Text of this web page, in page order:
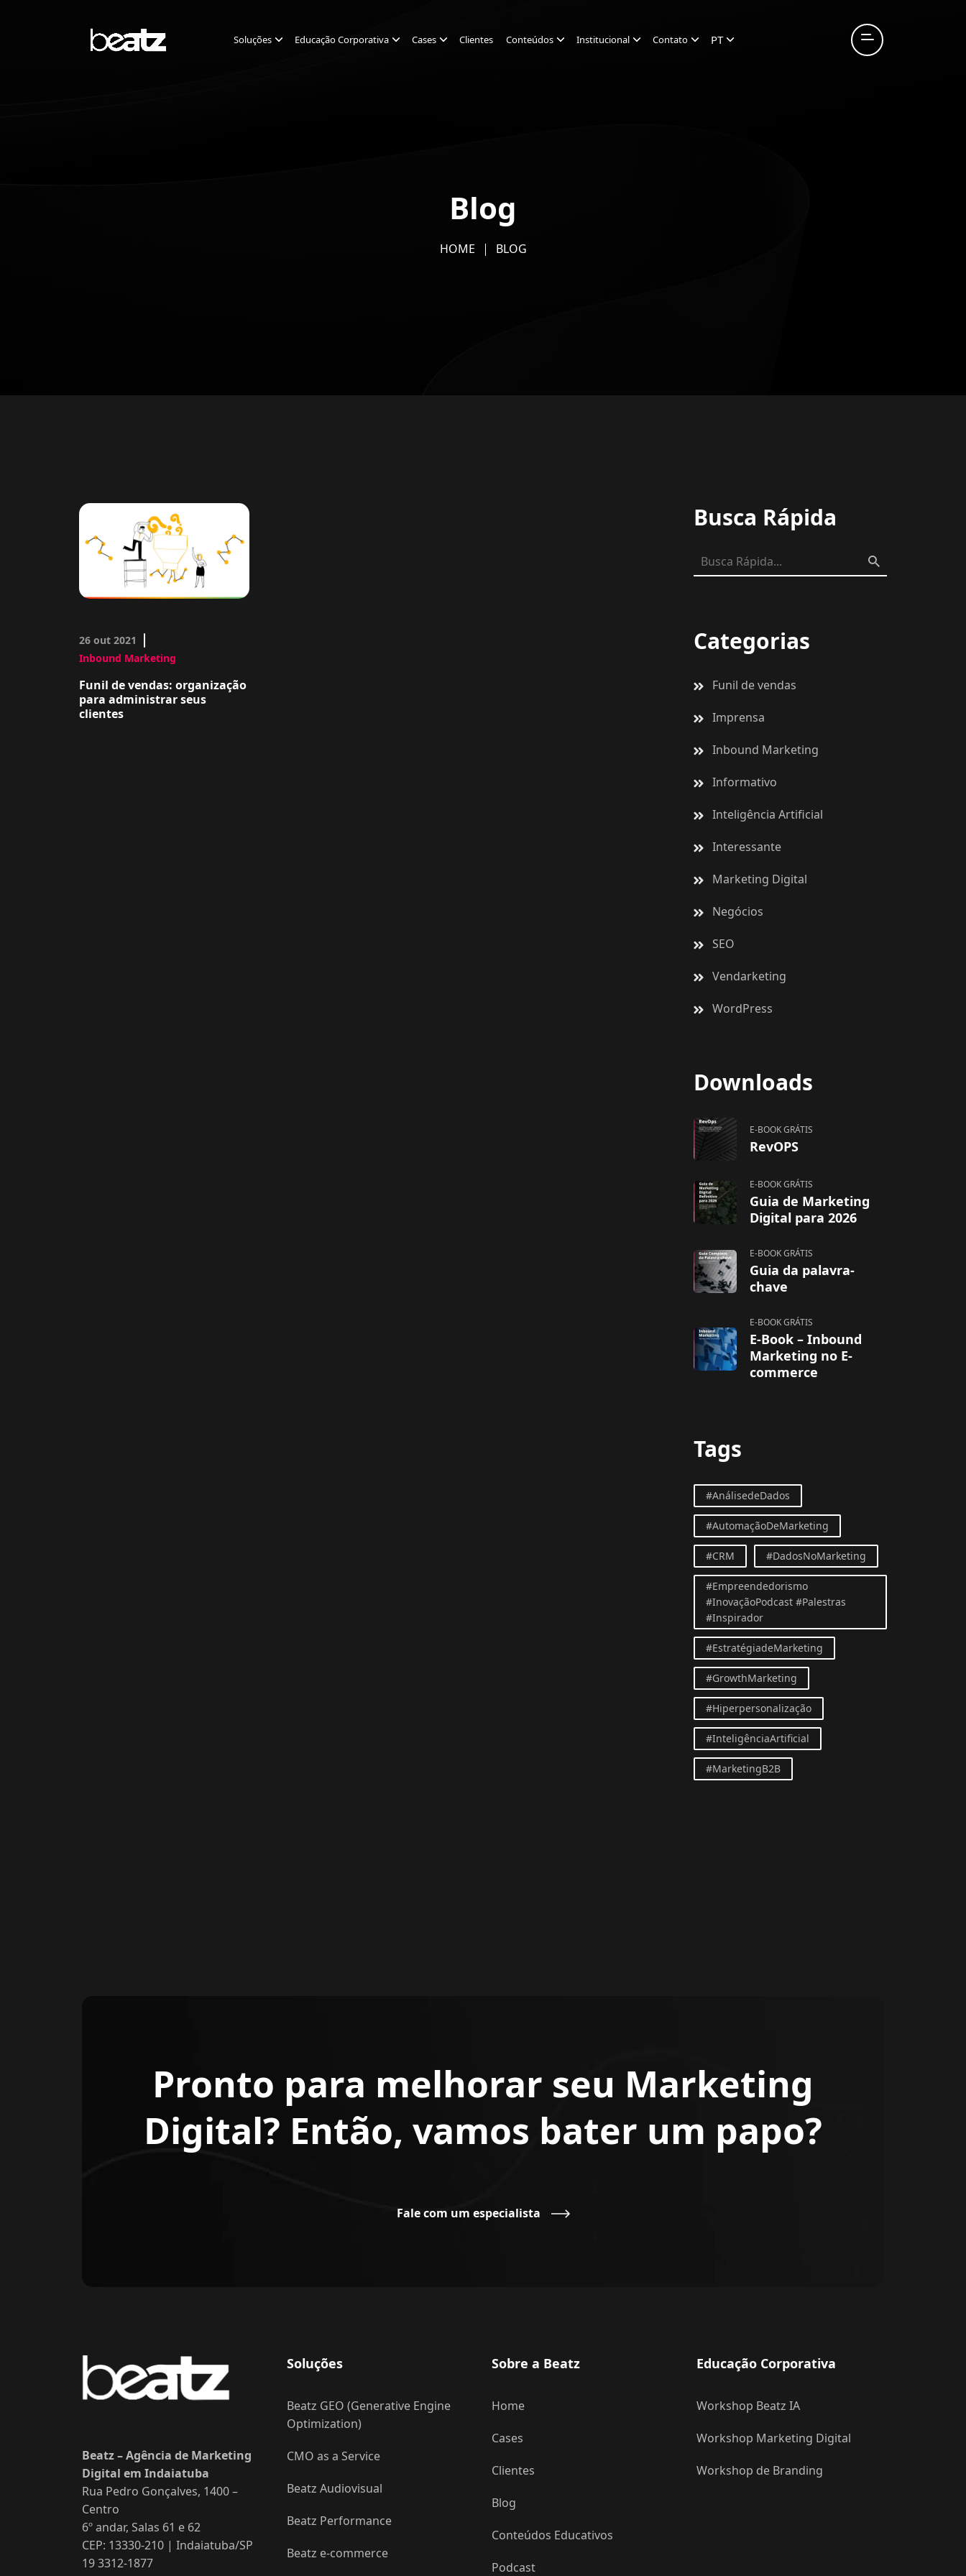
Soluções Educação Corporativa Cases Clientes Conteúdos Institucional Contato PT
Blog
HOME BLOG
26 out 2021
Inbound Marketing
Funil de vendas: organização
para administrar seus
clientes
Busca Rápida
Categorias
Funil de vendas
Imprensa
Inbound Marketing
Informativo
Inteligência Artificial
Interessante
Marketing Digital
Negócios
SEO
Vendarketing
WordPress
Downloads
E-BOOK GRÁTIS
RevOPS
E-BOOK GRÁTIS
Guia de Marketing
Digital para 2026
E-BOOK GRÁTIS
Guia da palavra-
chave
E-BOOK GRÁTIS
E-Book – Inbound
Marketing no E-
commerce
Tags
#AnálisedeDados
#AutomaçãoDeMarketing
#CRM #DadosNoMarketing
#Empreendedorismo
#InovaçãoPodcast #Palestras
#Inspirador
#EstratégiadeMarketing
#GrowthMarketing
#Hiperpersonalização
#InteligênciaArtificial
#MarketingB2B
Pronto para melhorar seu Marketing
Digital? Então, vamos bater um papo?
Fale com um especialista
Beatz – Agência de Marketing
Digital em Indaiatuba
Rua Pedro Gonçalves, 1400 –
Centro
6º andar, Salas 61 e 62
CEP: 13330-210 | Indaiatuba/SP
19 3312-1877
Soluções
Beatz GEO (Generative Engine
Optimization)
CMO as a Service
Beatz Audiovisual
Beatz Performance
Beatz e-commerce
Sobre a Beatz
Home
Cases
Clientes
Blog
Conteúdos Educativos
Podcast
Educação Corporativa
Workshop Beatz IA
Workshop Marketing Digital
Workshop de Branding